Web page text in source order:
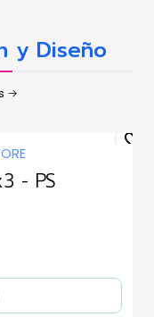
y Diseño
- PS